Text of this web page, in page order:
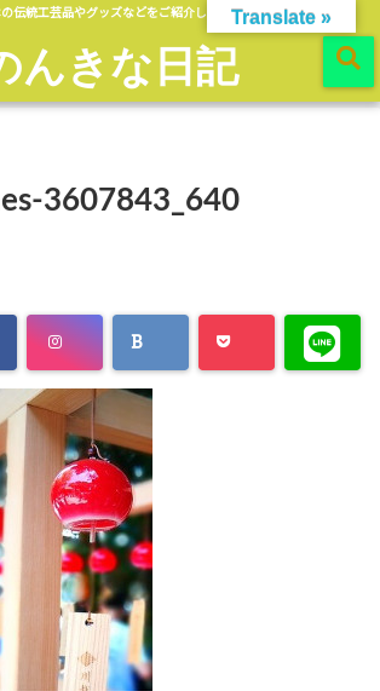
の伝統工芸品やグッズなどをご紹介します。
んきな日記
3607843_640
Translate »